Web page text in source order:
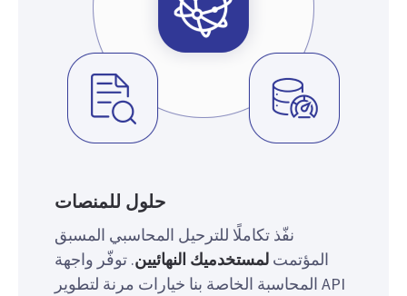
حلول للمنصات
نفّذ تكاملًا للترحيل المحاسبي المسبق
المؤتمتلمستخدميك النهائيين. توفّر واجهة
API المحاسبة الخاصة بنا خيارات مرنة لتطوير